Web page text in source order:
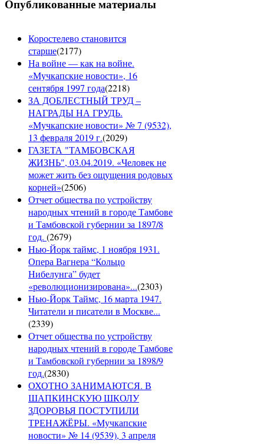
Опубликованные материалы
Коростелево становится
старше(2177)
На войне — как на войне.
«Мучкапские новости», 16
сентября 1997 года(2218)
ЗА ДОБЛЕСТНЫЙ ТРУД –
НАГРАДЫ НА ГРУДЬ.
«Мучкапские новости» № 7 (9532),
13 февраля 2019 г.(2029)
ГАЗЕТА "ТАМБОВСКАЯ
ЖИЗНЬ", 03.04.2019. «Человек не
может жить без ощущения родовых
корней»(2506)
Отчет общества по устройству
народных чтений в городе Тамбове
и Тамбовской губернии за 1897/8
год. (2679)
Нью-Йорк таймс, 1 ноября 1931.
Опера Вагнера “Кольцо
Нибелунга” будет
«революционизирована»...(2303)
Нью-Йорк Таймс, 16 марта 1947.
Читатели и писатели в Москве...
(2339)
Отчет общества по устройству
народных чтений в городе Тамбове
и Тамбовской губернии за 1898/9
год.(2830)
ОХОТНО ЗАНИМАЮТСЯ. В
ШАПКИНСКУЮ ШКОЛУ
ЗДОРОВЬЯ ПОСТУПИЛИ
ТРЕНАЖЁРЫ. «Мучкапские
новости» № 14 (9539), 3 апреля